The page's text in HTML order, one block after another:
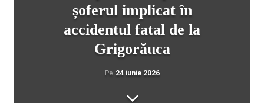
șoferul implicat în
accidentul fatal de la
Grigorăuca
Pe 24 iunie 2026